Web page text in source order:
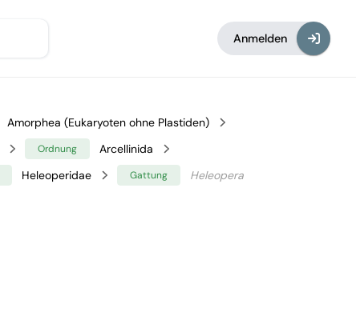
Anmelden
Amorphea (Eukaryoten ohne Plastiden)
Ordnung Arcellinida
Heleoperidae Gattung Heleopera